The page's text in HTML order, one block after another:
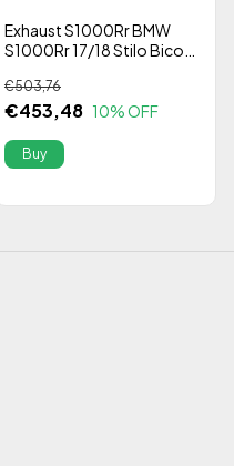
Exhaust S1000Rr BMW
S1000Rr 17/18 Stilo Bico
€453,48
€503,76
10% OFF